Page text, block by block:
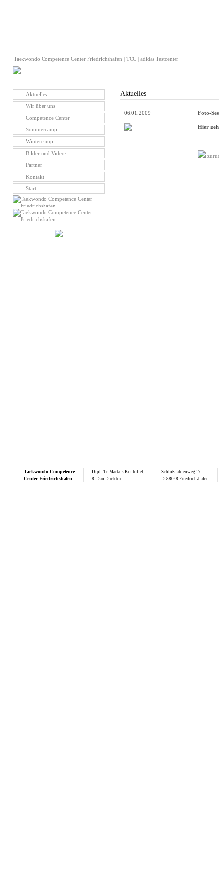
Taekwondo Competence Center Friedrichshafen | TCC | adidas Testcenter
Aktuelles
Wir über uns
Competence Center
Sommercamp
Wintercamp
Bilder und Videos
Partner
Kontakt
Start
Aktuelles
06.01.2009 Foto-
Hier
Taekwondo Competence
Center Friedrichshafen
Dipl.-Tr. Markus Kohlöffel,
8. Dan Direktor
Schloßhaldenweg 17
D-88048 Friedrichshafen